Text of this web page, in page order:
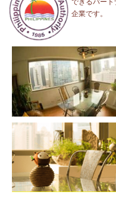
できるパート
企業です。